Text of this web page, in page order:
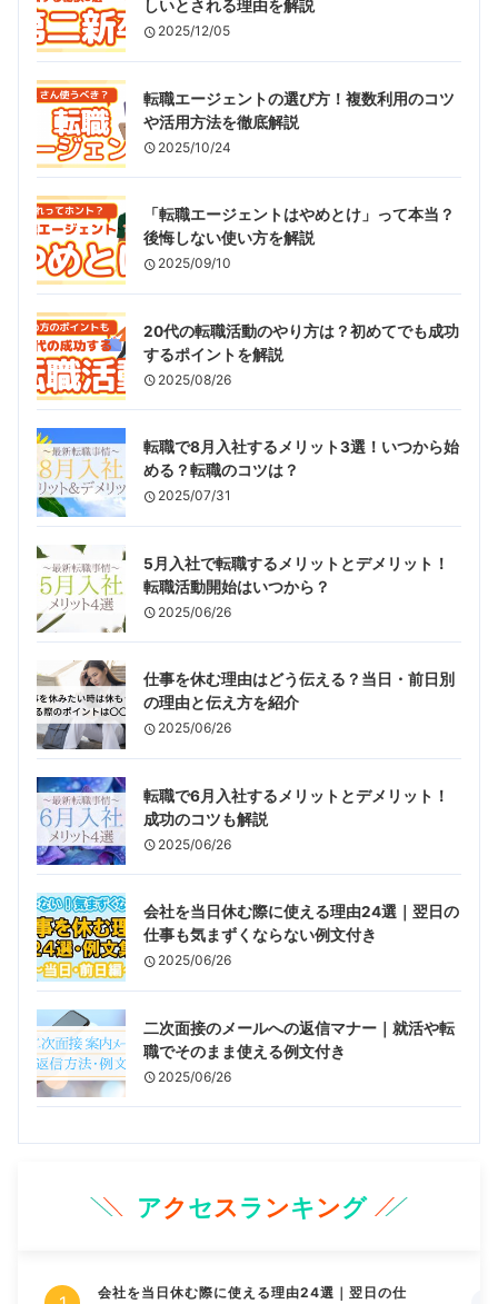
しいとされる理由を解説
2025/12/05
転職エージェントの選び方！複数利用のコツ
や活用方法を徹底解説
2025/10/24
「転職エージェントはやめとけ」って本当？
後悔しない使い方を解説
2025/09/10
20代の転職活動のやり方は？初めてでも成功
するポイントを解説
2025/08/26
転職で8月入社するメリット3選！いつから始
める？転職のコツは？
2025/07/31
5月入社で転職するメリットとデメリット！
転職活動開始はいつから？
2025/06/26
仕事を休む理由はどう伝える？当日・前日別
の理由と伝え方を紹介
2025/06/26
転職で6月入社するメリットとデメリット！
成功のコツも解説
2025/06/26
会社を当日休む際に使える理由24選｜翌日の
仕事も気まずくならない例文付き
2025/06/26
二次面接のメールへの返信マナー｜就活や転
職でそのまま使える例文付き
2025/06/26
アクセスランキング
会社を当日休む際に使える理由24選｜翌日の仕